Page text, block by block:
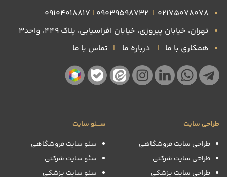
۰۲۱۷۵۰۷۸۰۷۸ |
09039598732
|
09104018817
تهران، خیابان پیروزی، خیابان افراسیابی، پلاک ۴۴۹، واحد3
همکاری با ما | درباره ما | تماس با ما
طراحی سایت
طراحی سایت فروشگاهی
طراحی سایت شرکتی
طراحی سایت پزشکی
ســـئو سایت
سئو سایت فروشگاهی
سئو سایت شرکتی
سئو سایت پزشکی